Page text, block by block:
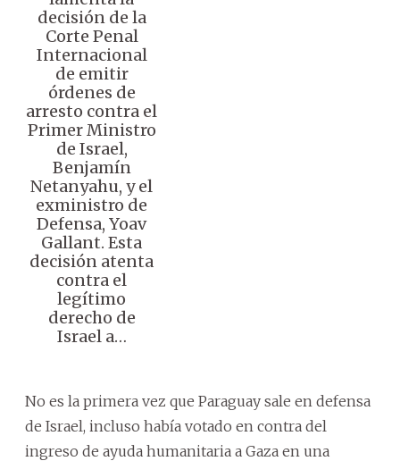
decisión de la
Corte Penal
Internacional
de emitir
órdenes de
arresto contra el
Primer Ministro
de Israel,
Benjamín
Netanyahu, y el
exministro de
Defensa, Yoav
Gallant. Esta
decisión atenta
contra el
legítimo
derecho de
Israel a…
No es la primera vez que Paraguay sale en defensa
de Israel, incluso había votado en contra del
ingreso de ayuda humanitaria a Gaza en una